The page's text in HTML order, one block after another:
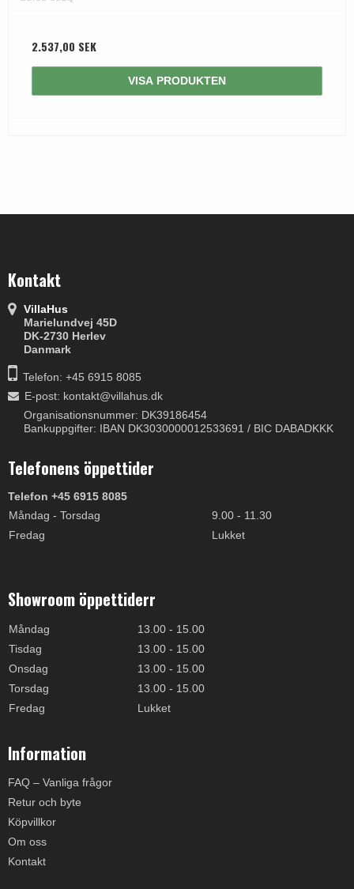
2.537,00 SEK
VISA PRODUKTEN
Kontakt
VillaHus
Marielundvej 45D
DK-2730 Herlev
Danmark
Telefon: +45 6915 8085
E-post: kontakt@villahus.dk
Organisationsnummer: DK39186454
Bankuppgifter: IBAN DK3030000012533691 / BIC DABADKKK
Telefonens öppettider
Telefon +45 6915 8085
Måndag - Torsdag
9.00 - 11.30
Fredag
Lukket
Showroom öppettiderr
Måndag
13.00 - 15.00
Tisdag
13.00 - 15.00
Onsdag
13.00 - 15.00
Torsdag
13.00 - 15.00
Fredag
Lukket
Information
FAQ – Vanliga frågor
Retur och byte
Köpvillkor
Om oss
Kontakt